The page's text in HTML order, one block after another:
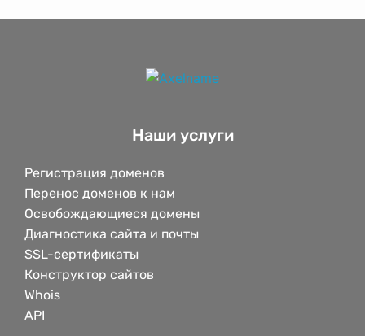
Наши услуги
Регистрация доменов
Перенос доменов к нам
Освобождающиеся домены
Диагностика сайта и почты
SSL-сертификаты
Конструктор сайтов
Whois
API